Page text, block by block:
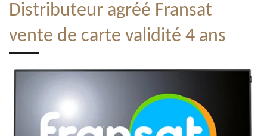
Distributeur agréé Fransat
vente de carte validité 4 ans